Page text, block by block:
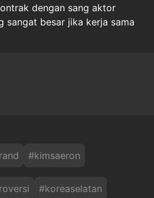
dengan sang aktor
sangat besar jika kerja sama
#kimsaeron
#koreaselatan